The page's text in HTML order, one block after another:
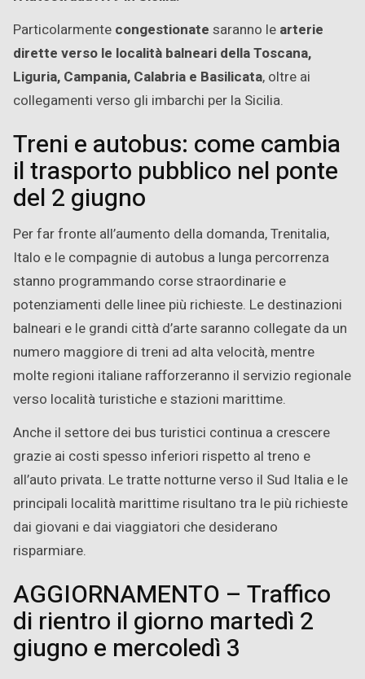
Particolarmente congestionate saranno le arterie
dirette verso le località balneari della Toscana,
Liguria, Campania, Calabria e Basilicata, oltre ai
collegamenti verso gli imbarchi per la Sicilia.
Treni e autobus: come cambia
il trasporto pubblico nel ponte
del 2 giugno
Per far fronte all’aumento della domanda, Trenitalia,
Italo e le compagnie di autobus a lunga percorrenza
stanno programmando corse straordinarie e
potenziamenti delle linee più richieste. Le destinazioni
balneari e le grandi città d’arte saranno collegate da un
numero maggiore di treni ad alta velocità, mentre
molte regioni italiane rafforzeranno il servizio regionale
verso località turistiche e stazioni marittime.
Anche il settore dei bus turistici continua a crescere
grazie ai costi spesso inferiori rispetto al treno e
all’auto privata. Le tratte notturne verso il Sud Italia e le
principali località marittime risultano tra le più richieste
dai giovani e dai viaggiatori che desiderano
risparmiare.
AGGIORNAMENTO – Traffico
di rientro il giorno martedì 2
giugno e mercoledì 3